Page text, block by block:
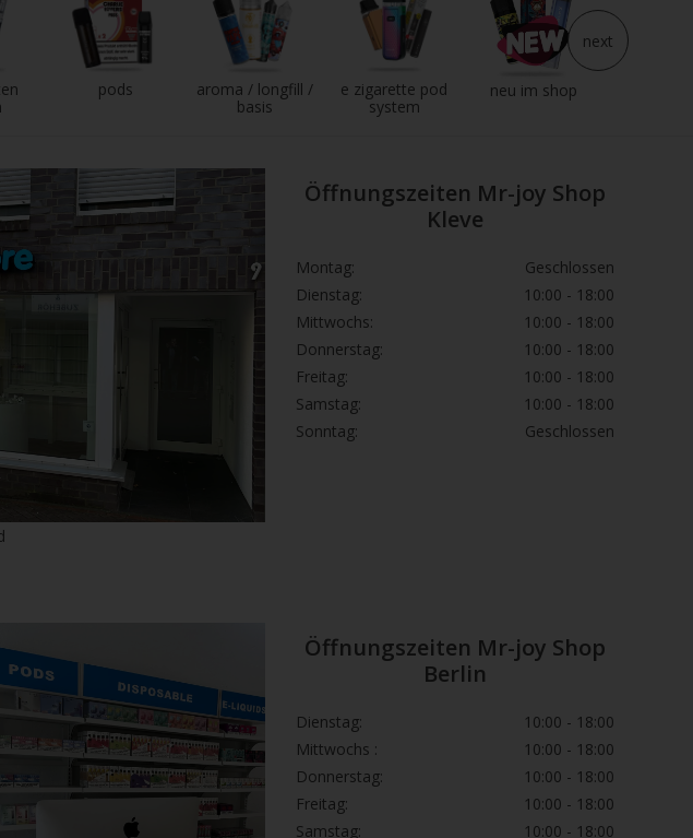
pods
aroma / longfill /
basis
e zigarette pod
system
neu im shop
next
Öffnungszeiten Mr-joy Shop
Kleve
Montag:
Geschlossen
Dienstag:
10:00 - 18:00
Mittwochs:
10:00 - 18:00
Donnerstag:
10:00 - 18:00
Freitag:
10:00 - 18:00
Samstag:
10:00 - 18:00
Sonntag:
Geschlossen
Öffnungszeiten Mr-joy Shop
Berlin
Dienstag:
10:00 - 18:00
Mittwochs :
10:00 - 18:00
Donnerstag:
10:00 - 18:00
Freitag:
10:00 - 18:00
Samstag:
10:00 - 18:00